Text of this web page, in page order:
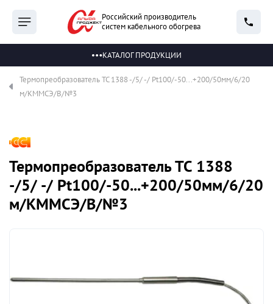
Российский производитель
систем кабельного обогрева
КАТАЛОГ ПРОДУКЦИИ
Термопреобразователь ТС 1388 -/5/ -/ Pt100/-50...+200/50мм/6/20
м/КММСЭ/B/№3
Термопреобразователь ТС 1388
-/5/ -/ Pt100/-50...+200/50мм/6/20
м/КММСЭ/B/№3